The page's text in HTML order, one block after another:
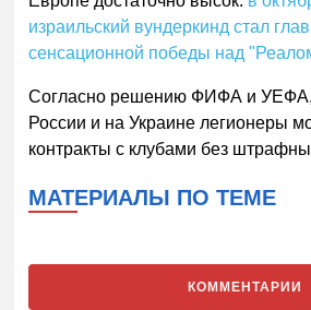
израильский вундеркинд стал
сенсационной победы над
Согласно решению ФИФА и
России и на Украине легионеры
контракты с клубами без
МАТЕРИАЛЫ ПО ТЕМЕ
КОММЕНТАРИИ